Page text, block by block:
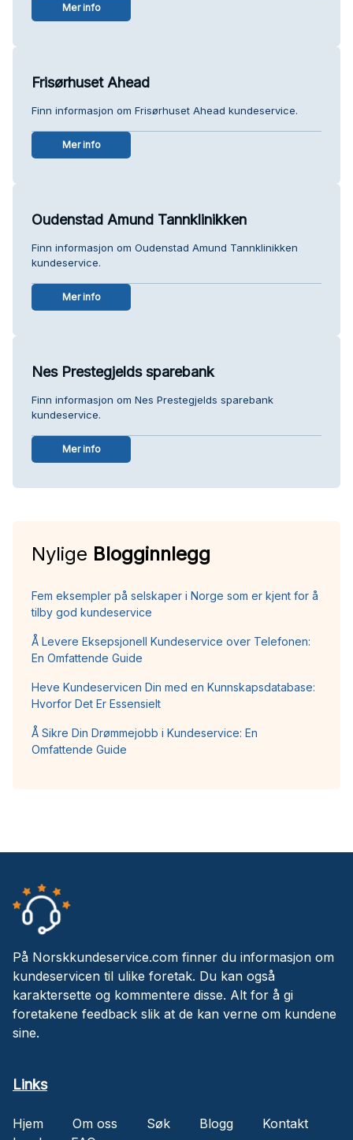
Mer info
Frisørhuset Ahead
Finn informasjon om Frisørhuset Ahead kundeservice.
Mer info
Oudenstad Amund Tannklinikken
Finn informasjon om Oudenstad Amund Tannklinikken
kundeservice.
Mer info
Nes Prestegjelds sparebank
Finn informasjon om Nes Prestegjelds sparebank
kundeservice.
Mer info
Nylige Blogginnlegg
Fem eksempler på selskaper i Norge som er kjent for å
tilby god kundeservice
Å Levere Eksepsjonell Kundeservice over Telefonen:
En Omfattende Guide
Heve Kundeservicen Din med en Kunnskapsdatabase:
Hvorfor Det Er Essensielt
Å Sikre Din Drømmejobb i Kundeservice: En
Omfattende Guide
På Norskkundeservice.com finner du informasjon om
kundeservicen til ulike foretak. Du kan også
karaktersette og kommentere disse. Alt for å gi
foretakene feedback slik at de kan verne om kundene
sine.
Links
Hjem Om oss Søk Blogg
Kontakt